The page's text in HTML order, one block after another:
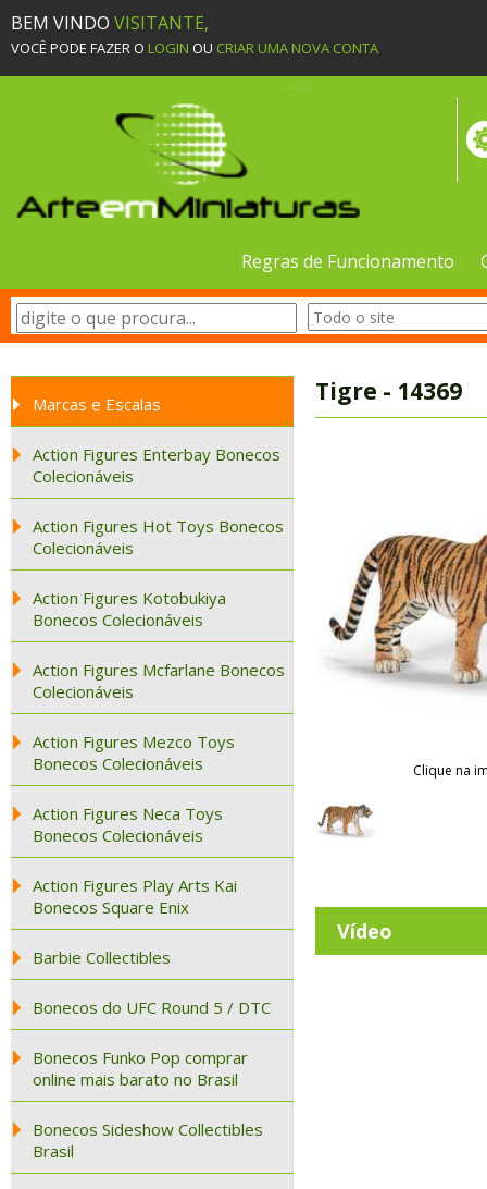
BEM VINDO VISITANTE,
VOCÊ PODE FAZER O LOGIN OU CRIAR UMA NOVA CONTA
Regras de Funcionamento
Marcas e Escalas
Action Figures Enterbay Bonecos
Colecionáveis
Action Figures Hot Toys Bonecos
Colecionáveis
Action Figures Kotobukiya
Bonecos Colecionáveis
Action Figures Mcfarlane Bonecos
Colecionáveis
Action Figures Mezco Toys
Bonecos Colecionáveis
Action Figures Neca Toys
Bonecos Colecionáveis
Action Figures Play Arts Kai
Bonecos Square Enix
Barbie Collectibles
Bonecos do UFC Round 5 / DTC
Bonecos Funko Pop comprar
online mais barato no Brasil
Bonecos Sideshow Collectibles
Brasil
Tigre - 14369
Clique na
Vídeo